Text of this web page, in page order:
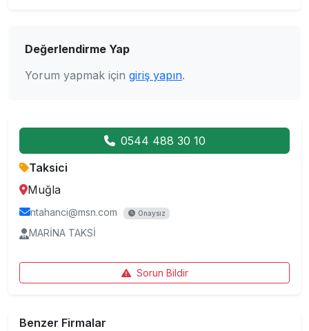
Değerlendirme Yap
Yorum yapmak için giriş yapın.
0544 488 30 10
Taksici
Muğla
ntahanci@msn.com Onaysız
MARİNA TAKSİ
Sorun Bildir
Benzer Firmalar